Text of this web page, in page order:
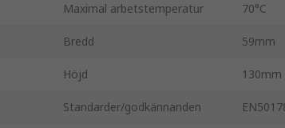
Maximal arbetstemperatur 70°C
Bredd 59mm
Höjd 130mm
Standarder/godkännanden